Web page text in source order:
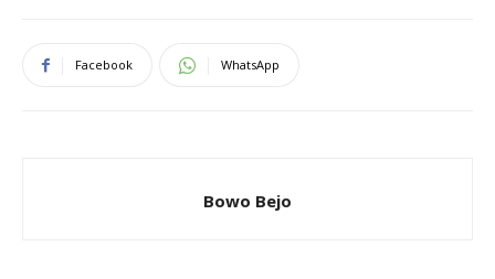
Facebook WhatsApp
Bowo Bejo